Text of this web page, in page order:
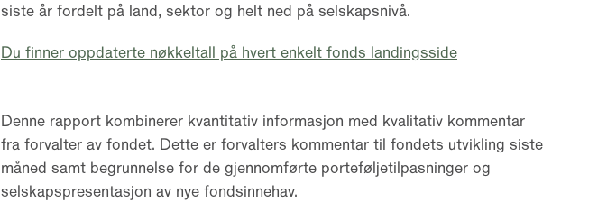
siste år fordelt på land, sektor og helt ned på selskapsnivå.
Du finner oppdaterte nøkkeltall på hvert enkelt fonds landingsside
Denne rapport kombinerer kvantitativ informasjon med kvalitativ kommentar
fra forvalter av fondet. Dette er forvalters kommentar til fondets utvikling siste
måned samt begrunnelse for de gjennomførte porteføljetilpasninger og
selskapspresentasjon av nye fondsinnehav.